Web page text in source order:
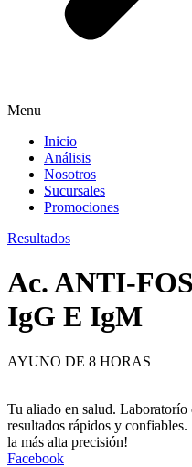
Menu
Inicio
Análisis
Nosotros
Sucursales
Promociones
Resultados
Ac. ANTI-
IgG E IgM
AYUNO DE 8 HORAS
Tu aliado en salud.
resultados rápidos y
la más alta precisión!
Facebook